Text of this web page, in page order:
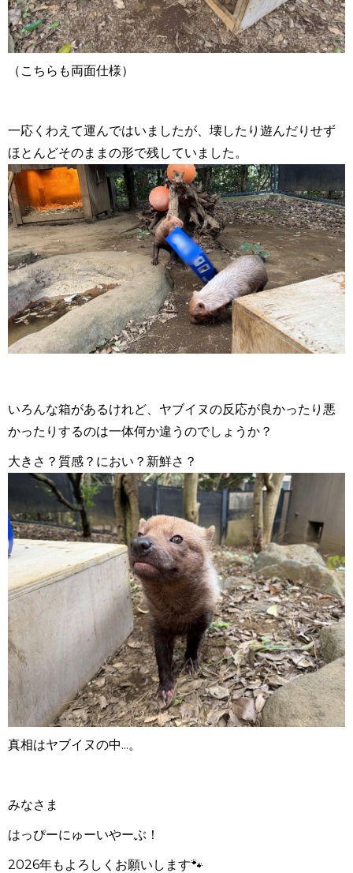
（こちらも両面仕様）
一応くわえて運んではいましたが、壊したり遊んだりせず
ほとんどそのままの形で残していました。
いろんな箱があるけれど、ヤブイヌの反応が良かったり悪
かったりするのは一体何か違うのでしょうか？
大きさ？質感？におい？新鮮さ？
真相はヤブイヌの中...。
みなさま
はっぴーにゅーいやーぶ！
2026年もよろしくお願いします🐾